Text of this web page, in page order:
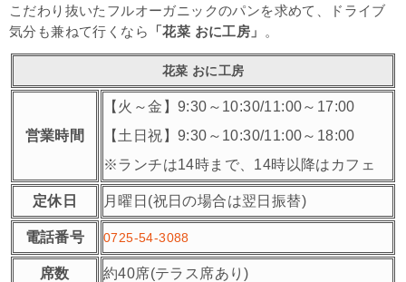
こだわり抜いたフルオーガニックのパンを求めて、ドライブ
気分も兼ねて行くなら
「花菜 おに工房」 。
花菜 おに工房
営業時間
【火～金】9:30～10:30/11:00～17:00
【土日祝】9:30～10:30/11:00～18:00
※ランチは14時まで、14時以降はカフェ
定休日 月曜日(祝日の場合は翌日振替)
電話番号 0725-54-3088
席数 約40席(テラス席あり)